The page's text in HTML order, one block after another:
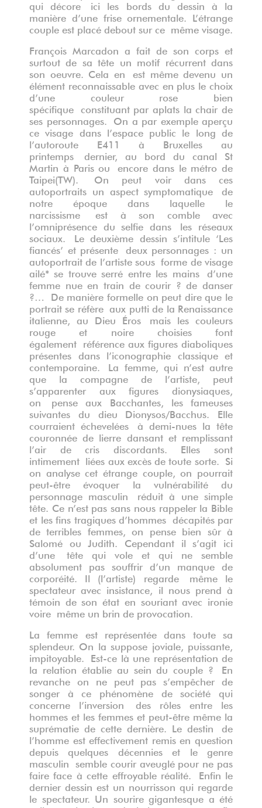
qui décore ici les bords du dessin à la
manière d’une frise ornementale. L’étrange
couple est placé debout sur ce même visage.
François Marcadon a fait de son corps et
surtout de sa tête un motif récurrent dans
son oeuvre. Cela en est même devenu un
élément reconnaissable avec en plus le choix
d’une couleur rose bien
spécifique constituant par aplats la chair de
ses personnages. On a par exemple aperçu
ce visage dans l’espace public le long de
l’autoroute E411 à Bruxelles au
printemps dernier, au bord du canal St
Martin à Paris ou encore dans le métro de
Taipei(TW). On peut voir dans ces
autoportraits un aspect symptomatique de
notre époque dans laquelle le
narcissisme est à son comble avec
l’omniprésence du selfie dans les réseaux
sociaux. Le deuxième dessin s’intitule ‘Les
fiancés’ et présente deux personnages : un
autoportrait de l’artiste sous forme de visage
ailé* se trouve serré entre les mains d’une
femme nue en train de courir ? de danser
?… De manière formelle on peut dire que le
portrait se réfère aux putti de la Renaissance
italienne, au Dieu Éros mais les couleurs
rouge et noire choisies font
également référence aux figures diaboliques
présentes dans l’iconographie classique et
contemporaine. La femme, qui n’est autre
que la compagne de l’artiste, peut
s’apparenter aux figures dionysiaques,
on pense aux Bacchantes, les fameuses
suivantes du dieu Dionysos/Bacchus. Elle
courraient échevelées à demi-nues la tête
couronnée de lierre dansant et remplissant
l’air de cris discordants. Elles sont
intimement liées aux excès de toute sorte. Si
on analyse cet étrange couple, on pourrait
peut-être évoquer la vulnérabilité du
personnage masculin réduit à une simple
tête. Ce n’est pas sans nous rappeler la Bible
et les fins tragiques d’hommes décapités par
de terribles femmes, on pense bien sûr à
Salomé ou Judith. Cependant il s’agit ici
d’une tête qui vole et qui ne semble
absolument pas souffrir d’un manque de
corporéité. Il (l’artiste) regarde même le
spectateur avec insistance, il nous prend à
témoin de son état en souriant avec ironie
voire même un brin de provocation.
La femme est représentée dans toute sa
splendeur. On la suppose joviale, puissante,
impitoyable. Est-ce là une représentation de
la relation établie au sein du couple ? En
revanche on ne peut pas s’empêcher de
songer à ce phénomène de société qui
concerne l’inversion des rôles entre les
hommes et les femmes et peut-être même la
suprématie de cette dernière. Le destin de
l’homme est effectivement remis en question
depuis quelques décennies et le genre
masculin semble courir aveuglé pour ne pas
faire face à cette effroyable réalité. Enfin le
dernier dessin est un nourrisson qui regarde
le spectateur. Un sourire gigantesque a été